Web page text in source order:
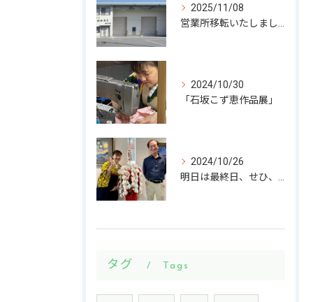
2025/11/08
2024/10/30
「石坂こず恵作品展」
2024/10/26
タグ Tags